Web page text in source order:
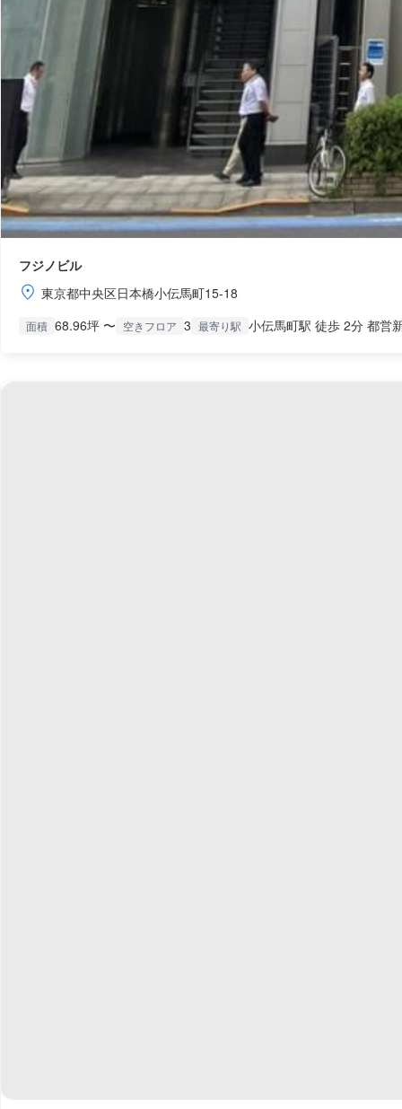
フジノビル
東京都中央区日本橋小伝馬町15-18
面積 68.96坪 〜 空きフロア 3 最寄り駅 小伝馬町駅 徒歩 2分 都営